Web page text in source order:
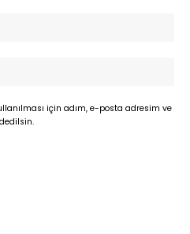
için adım, e-posta adresim ve